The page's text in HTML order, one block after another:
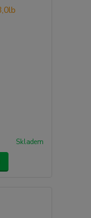
Skladem